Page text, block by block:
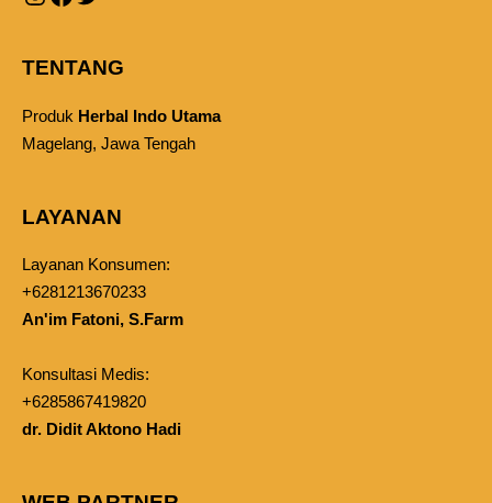
TENTANG
Produk Herbal Indo Utama
Magelang, Jawa Tengah
LAYANAN
Layanan Konsumen:
+6281213670233
An'im Fatoni, S.Farm
Konsultasi Medis:
+6285867419820
dr. Didit Aktono Hadi